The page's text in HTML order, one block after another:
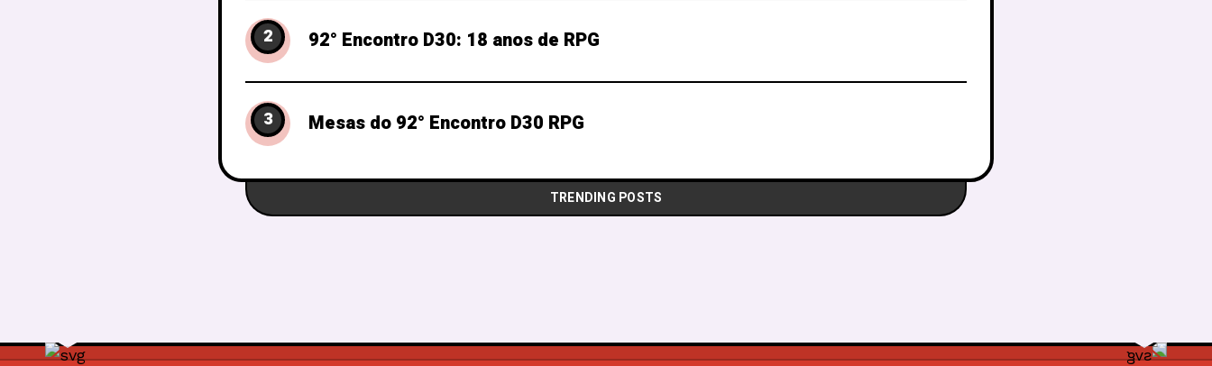
2 92° Encontro D30: 18 anos de RPG
3 Mesas do 92° Encontro D30 RPG
TRENDING POSTS